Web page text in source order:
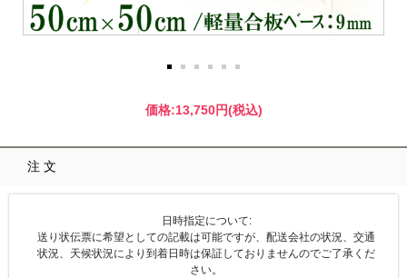
価格:13,750円(税込)
注文
日時指定について:
送り状伝票に希望としての記載は可能ですが、配送会社の状況、交通
状況、天候状況により到着日時は保証しておりませんのでご了承くだ
さい。